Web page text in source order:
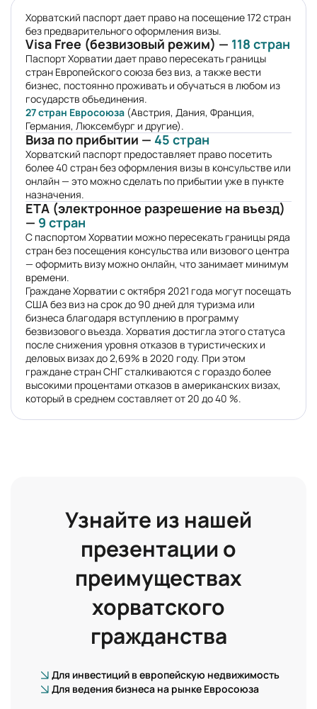
Хорватский паспорт дает право на посещение 172 стран
без предварительного оформления визы.
Visa Free (безвизовый режим) — 118 стран
Паспорт Хорватии дает право пересекать границы
стран Европейского союза без виз, а также вести
бизнес, постоянно проживать и обучаться в любом из
государств объединения.
27 стран Евросоюза (Австрия, Дания, Франция,
Германия, Люксембург и другие).
Виза по прибытии — 45 стран
Хорватский паспорт предоставляет право посетить
более 40 стран без оформления визы в консульстве или
онлайн — это можно сделать по прибытии уже в пункте
назначения.
ETA (электронное разрешение на въезд)
— 9 стран
С паспортом Хорватии можно пересекать границы ряда
стран без посещения консульства или визового центра
— оформить визу можно онлайн, что занимает минимум
времени.
Граждане Хорватии с октября 2021 года могут посещать
США без виз на срок до 90 дней для туризма или
бизнеса благодаря вступлению в программу
безвизового въезда. Хорватия достигла этого статуса
после снижения уровня отказов в туристических и
деловых визах до 2,69% в 2020 году. При этом
граждане стран СНГ сталкиваются с гораздо более
высокими процентами отказов в американских визах,
который в среднем составляет от 20 до 40 %.
Узнайте из нашей
презентации о
преимуществах
хорватского
гражданства
Для инвестиций в европейскую недвижимость
Для ведения бизнеса на рынке Евросоюза